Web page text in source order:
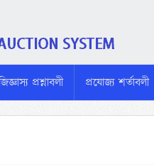
প্রশ্নাবলী প্রযোজ্য শর্তাবলী